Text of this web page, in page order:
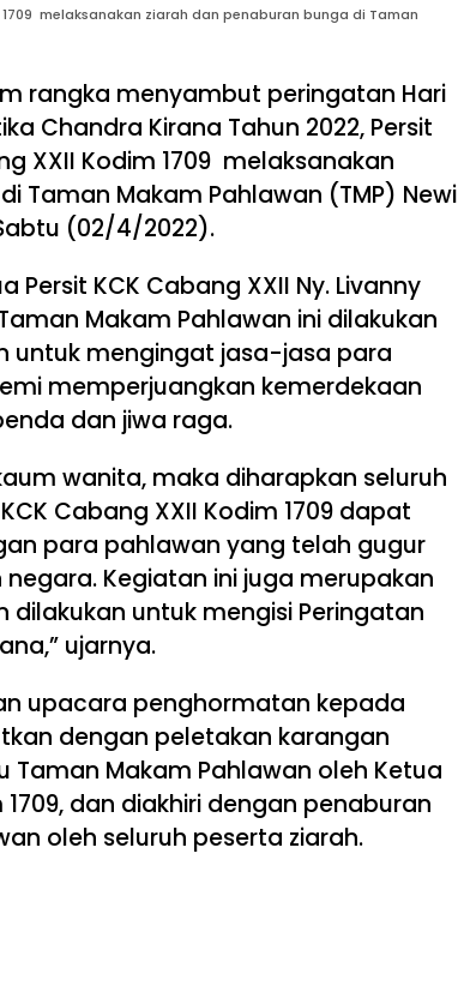
melaksanakan ziarah dan penaburan bunga di Taman
rangka menyambut peringatan Hari
Chandra Kirana Tahun 2022, Persit
XXII Kodim 1709 melaksanakan
Taman Makam Pahlawan (TMP) Newi
(02/4/2022).
KCK Cabang XXII Ny. Livanny
Makam Pahlawan ini dilakukan
untuk mengingat jasa-jasa para
memperjuangkan kemerdekaan
dan jiwa raga.
wanita, maka diharapkan seluruh
Cabang XXII Kodim 1709 dapat
para pahlawan yang telah gugur
Kegiatan ini juga merupakan
untuk mengisi Peringatan
ujarnya.
upacara penghormatan kepada
dengan peletakan karangan
Taman Makam Pahlawan oleh Ketua
1709, dan diakhiri dengan penaburan
oleh seluruh peserta ziarah.